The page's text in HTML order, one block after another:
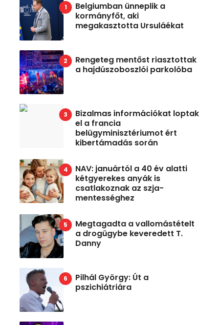
Belgiumban ünneplik a
kormányfőt, aki
megakasztotta Ursuláékat
Rengeteg mentőst riasztottak
a hajdúszoboszlói parkolóba
Bizalmas információkat loptak
el a francia
belügyminisztériumot ért
kibertámadás során
NAV: januártól a 40 év alatti
kétgyerekes anyák is
csatlakoznak az szja-
mentességhez
Megtagadta a vallomástételt
a drogügybe keveredett T.
Danny
Pilhál György: Út a
pszichiátriára